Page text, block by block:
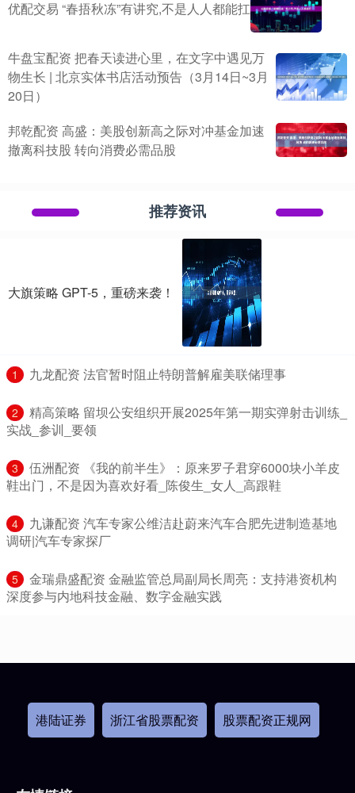
优配交易 “春捂秋冻”有讲究,不是人人都能扛
牛盘宝配资 把春天读进心里，在文字中遇见万
物生长 | 北京实体书店活动预告（3月14日~3月
20日）
邦乾配资 高盛：美股创新高之际对冲基金加速
撤离科技股 转向消费必需品股
推荐资讯
大旗策略 GPT-5，重磅来袭！
1 ​九龙配资 法官暂时阻止特朗普解雇美联储理事
2
​精高策略 留坝公安组织开展2025年第一期实弹射击训练_
实战_参训_要领
3
​伍洲配资 《我的前半生》：原来罗子君穿6000块小羊皮
鞋出门，不是因为喜欢好看_陈俊生_女人_高跟鞋
4
​九谦配资 汽车专家公维洁赴蔚来汽车合肥先进制造基地
调研|汽车专家探厂
5
​金瑞鼎盛配资 金融监管总局副局长周亮：支持港资机构
深度参与内地科技金融、数字金融实践
港陆证券 浙江省股票配资 股票配资正规网